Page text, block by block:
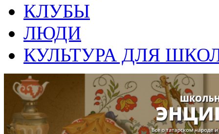
КЛУБЫ
ЛЮДИ
КУЛЬТУРА ДЛЯ